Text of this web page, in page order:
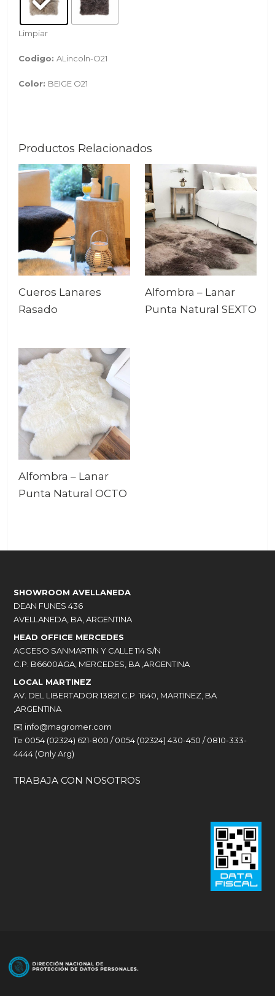
Limpiar
Codigo:ALincoln-O21
Color: BEIGE O21
Productos Relacionados
Cueros Lanares
Rasado
Alfombra – Lanar
Punta Natural SEXTO
Alfombra – Lanar
Punta Natural OCTO
SHOWROOM AVELLANEDA
DEAN FUNES 436
AVELLANEDA, BA, ARGENTINA
HEAD OFFICE MERCEDES
ACCESO SANMARTIN Y CALLE 114 S/N
C.P. B6600AGA, MERCEDES, BA ,ARGENTINA
LOCAL MARTINEZ
AV. DEL LIBERTADOR 13821 C.P. 1640, MARTINEZ, BA
,ARGENTINA
✉️ info@magromer.com
Te 0054 (02324) 621-800 / 0054 (02324) 430-450 / 0810-333-
4444 (Only Arg)
TRABAJA CON NOSOTROS